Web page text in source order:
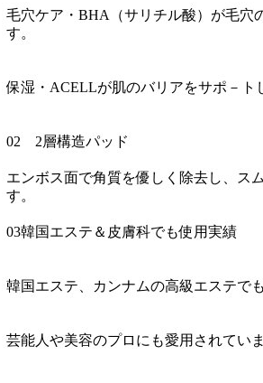
毛穴ケア・BHA（サリチル酸）が毛穴
す。
保湿・ACELLが肌のバリアをサポ－ト
02 2層構造パッド
エンボス面で角質を優しく除去し、ス
す。
03韓国エステ＆皮膚科でも使用実績
韓国エステ、カンナムの高級エステで
芸能人や美容のプロにも愛用されていま